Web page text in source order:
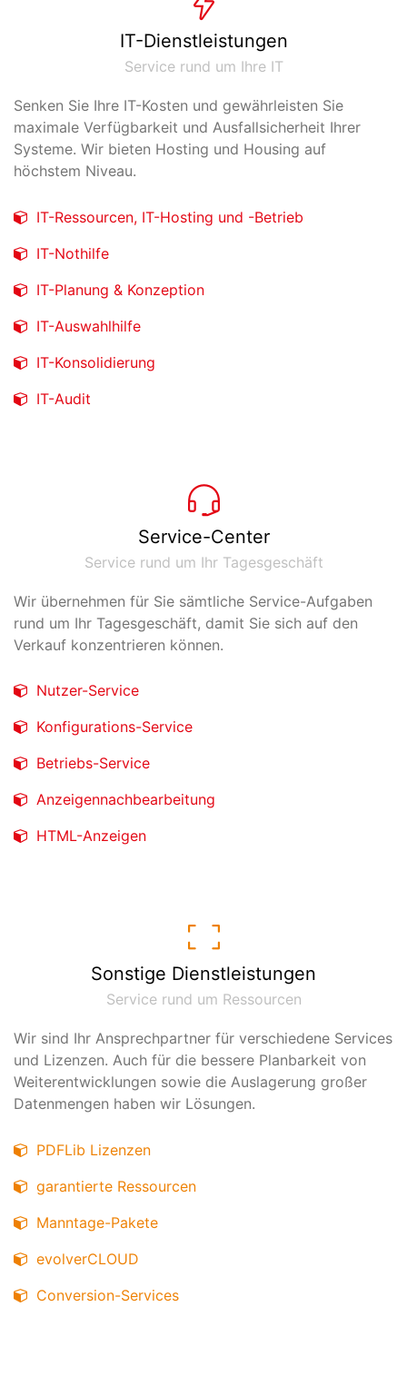
IT-Dienstleistungen
Service rund um Ihre IT
Senken Sie Ihre IT-Kosten und gewährleisten Sie
maximale Verfügbarkeit und Ausfallsicherheit Ihrer
Systeme. Wir bieten Hosting und Housing auf
höchstem Niveau.
IT-Ressourcen, IT-Hosting und -Betrieb
IT-Nothilfe
IT-Planung & Konzeption
IT-Auswahlhilfe
IT-Konsolidierung
IT-Audit
Service-Center
Service rund um Ihr Tagesgeschäft
Wir übernehmen für Sie sämtliche Service-Aufgaben
rund um Ihr Tagesgeschäft, damit Sie sich auf den
Verkauf konzentrieren können.
Nutzer-Service
Konfigurations-Service
Betriebs-Service
Anzeigennachbearbeitung
HTML-Anzeigen
Sonstige Dienstleistungen
Service rund um Ressourcen
Wir sind Ihr Ansprechpartner für verschiedene Services
und Lizenzen. Auch für die bessere Planbarkeit von
Weiterentwicklungen sowie die Auslagerung großer
Datenmengen haben wir Lösungen.
PDFLib Lizenzen
garantierte Ressourcen
Manntage-Pakete
evolverCLOUD
Conversion-Services